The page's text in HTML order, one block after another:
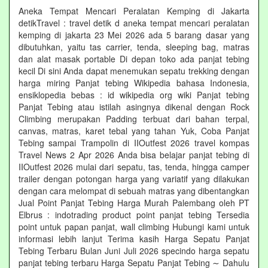
Aneka Tempat Mencari Peralatan Kemping di Jakarta
detikTravel : travel detik d aneka tempat mencari peralatan
kemping di jakarta 23 Mei 2026 ada 5 barang dasar yang
dibutuhkan, yaitu tas carrier, tenda, sleeping bag, matras
dan alat masak portable Di depan toko ada panjat tebing
kecil Di sini Anda dapat menemukan sepatu trekking dengan
harga miring Panjat tebing Wikipedia bahasa Indonesia,
ensiklopedia bebas : id wikipedia org wiki Panjat tebing
Panjat Tebing atau istilah asingnya dikenal dengan Rock
Climbing merupakan Padding terbuat dari bahan terpal,
canvas, matras, karet tebal yang tahan Yuk, Coba Panjat
Tebing sampai Trampolin di IIOutfest 2026 travel kompas
Travel News 2 Apr 2026 Anda bisa belajar panjat tebing di
IIOutfest 2026 mulai dari sepatu, tas, tenda, hingga camper
trailer dengan potongan harga yang variatif yang dilakukan
dengan cara melompat di sebuah matras yang dibentangkan
Jual Point Panjat Tebing Harga Murah Palembang oleh PT
Elbrus : indotrading product point panjat tebing Tersedia
point untuk papan panjat, wall climbing Hubungi kami untuk
informasi lebih lanjut Terima kasih Harga Sepatu Panjat
Tebing Terbaru Bulan Juni Juli 2026 specindo harga sepatu
panjat tebing terbaru Harga Sepatu Panjat Tebing ∼ Dahulu